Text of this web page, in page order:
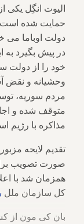
الیوت انگِل یکی
حمایت شده است
دولت اوباما می
خود را از دولت
وحشیانه و نقض
مردم سوریه،
متوقف شده و
مذاکره با رژیم
تقدیم لایحه
صورت تصویب برای
همزمان شد با
کل سازمان ملل
بان کی مون از